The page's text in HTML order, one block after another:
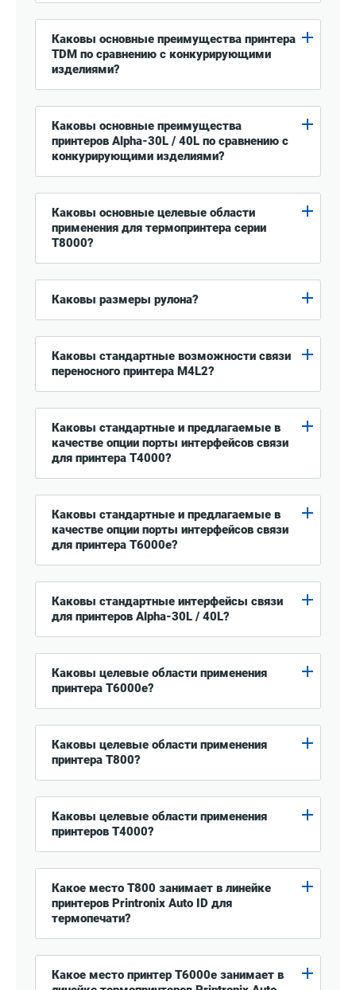
Каковы основные преимущества принтера
TDM по сравнению с конкурирующими
изделиями?
Каковы основные преимущества
принтеров Alpha-30L / 40L по сравнению с
конкурирующими изделиями?
Каковы основные целевые области
применения для термопринтера серии
T8000?
Каковы размеры рулона?
Каковы стандартные возможности связи
переносного принтера M4L2?
Каковы стандартные и предлагаемые в
качестве опции порты интерфейсов связи
для принтера T4000?
Каковы стандартные и предлагаемые в
качестве опции порты интерфейсов связи
для принтера T6000e?
Каковы стандартные интерфейсы связи
для принтеров Alpha-30L / 40L?
Каковы целевые области применения
принтера T6000e?
Каковы целевые области применения
принтера T800?
Каковы целевые области применения
принтеров T4000?
Какое место T800 занимает в линейке
принтеров Printronix Auto ID для
термопечати?
Какое место принтер T6000e занимает в